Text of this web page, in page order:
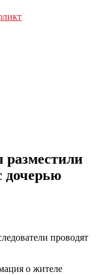
разместили
дочерью
проводят
о жителе